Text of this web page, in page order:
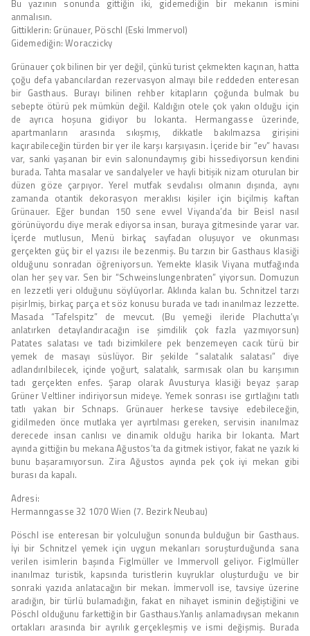
Bu yazının sonunda gittiğin iki, gidemediğin bir mekanın ismini
anmalısın.
Gittiklerin: Grünauer, Pöschl (Eski Immervol)
Gidemediğin: Woraczicky
Grünauer çok bilinen bir yer değil, çünkü turist çekmekten kaçınan, hatta
çoğu defa yabancılardan rezervasyon almayı bile reddeden enteresan
bir Gasthaus. Burayı bilinen rehber kitapların çoğunda bulmak bu
sebepte ötürü pek mümkün değil. Kaldığın otele çok yakın olduğu için
de ayrıca hoşuna gidiyor bu lokanta. Hermangasse üzerinde,
apartmanların arasında sıkışmış, dikkatle bakılmazsa girişini
kaçırabileceğin türden bir yer ile karşı karşıyasın. İçeride bir “ev” havası
var, sanki yaşanan bir evin salonundaymış gibi hissediyorsun kendini
burada. Tahta masalar ve sandalyeler ve hayli bitişik nizam oturulan bir
düzen göze çarpıyor. Yerel mutfak sevdalısı olmanın dışında, aynı
zamanda otantik dekorasyon meraklısı kişiler için biçilmiş kaftan
Grünauer. Eğer bundan 150 sene evvel Viyanda’da bir Beisl nasıl
görünüyordu diye merak ediyorsa insan, buraya gitmesinde yarar var.
İçerde mutlusun, Menü birkaç sayfadan oluşuyor ve okunması
gerçekten güç bir el yazısı ile bezenmiş. Bu tarzın bir Gasthaus klasiği
olduğunu sonradan öğreniyorsun. Yemekte klasik Viyana mutfağında
olan her şey var. Sen bir “Schweinslungenbraten” yiyorsun. Domuzun
en lezzetli yeri olduğunu söylüyorlar. Aklında kalan bu. Schnitzel tarzı
pişirlmiş, birkaç parça et söz konusu burada ve tadı inanılmaz lezzette.
Masada “Tafelspitz” de mevcut. (Bu yemeği ileride Plachutta’yı
anlatırken detaylandıracağın ise şimdilik çok fazla yazmıyorsun)
Patates salatası ve tadı bizimkilere pek benzemeyen cacık türü bir
yemek de masayı süslüyor. Bir şekilde “salatalık salatası” diye
adlandırılbilecek, içinde yoğurt, salatalık, sarmısak olan bu karışımın
tadı gerçekten enfes. Şarap olarak Avusturya klasiği beyaz şarap
Grüner Veltliner indiriyorsun mideye. Yemek sonrası ise gırtlağını tatlı
tatlı yakan bir Schnaps. Grünauer herkese tavsiye edebileceğin,
gidilmeden önce mutlaka yer ayırtılması gereken, servisin inanılmaz
derecede insan canlısı ve dinamik olduğu harika bir lokanta. Mart
ayında gittiğin bu mekana Ağustos’ta da gitmek istiyor, fakat ne yazık ki
bunu başaramıyorsun. Zira Ağustos ayında pek çok iyi mekan gibi
burası da kapalı.
Adresi:
Hermanngasse 32 1070 Wien (7. Bezirk Neubau)
Pöschl ise enteresan bir yolculuğun sonunda bulduğun bir Gasthaus.
İyi bir Schnitzel yemek için uygun mekanları soruşturduğunda sana
verilen isimlerin başında Figlmüller ve Immervoll geliyor. Figlmüller
inanılmaz turistik, kapsında turistlerin kuyruklar oluşturduğu ve bir
sonraki yazıda anlatacağın bir mekan. İmmervoll ise, tavsiye üzerine
aradığın, bir türlü bulamadığın, fakat en nihayet isminin değiştiğini ve
Pöschl olduğunu farkettiğin bir Gasthaus.Yanlış anlamadıysan mekanın
ortakları arasında bir ayrılık gerçekleşmiş ve ismi değişmiş. Burada